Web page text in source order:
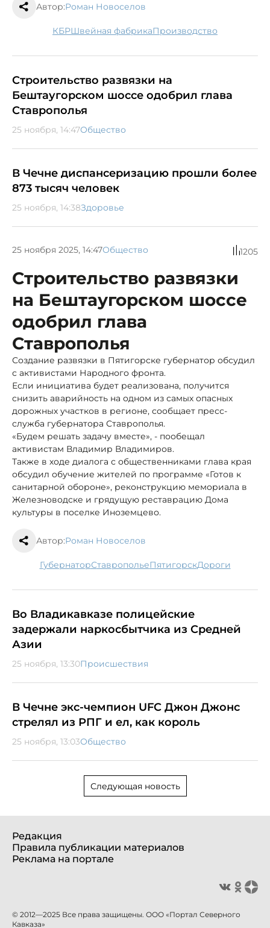
Автор:Роман Новоселов
КБР швейная фабрика производство
Строительство развязки на
Бештаугорском шоссе одобрил глава
Ставрополья
25 ноября, 14:47Общество
В Чечне диспансеризацию прошли более
873 тысяч человек
25 ноября, 14:38Здоровье
25 ноября 2025, 14:47Общество 1205
Строительство развязки
на Бештаугорском шоссе
одобрил глава
Ставрополья
Создание развязки в Пятигорске губернатор обсудил
с активистами Народного фронта.
Если инициатива будет реализована, получится
снизить аварийность на одном из самых опасных
дорожных участков в регионе, сообщает пресс-
служба губернатора Ставрополья.
«Будем решать задачу вместе», - пообещал
активистам Владимир Владимиров.
Также в ходе диалога с общественниками глава края
обсудил обучение жителей по программе «Готов к
санитарной обороне», реконструкцию мемориала в
Железноводске и грядущую реставрацию Дома
культуры в поселке Иноземцево.
Автор:Роман Новоселов
губернатор Ставрополье Пятигорск дороги
Во Владикавказе полицейские
задержали наркосбытчика из Средней
Азии
25 ноября, 13:30Происшествия
В Чечне экс-чемпион UFC Джон Джонс
стрелял из РПГ и ел, как король
25 ноября, 13:03Общество
Следующая новость
Редакция
Правила публикации материалов
Реклама на портале
© 2012—2025 Все права защищены. ООО «Портал Северного
Кавказа»